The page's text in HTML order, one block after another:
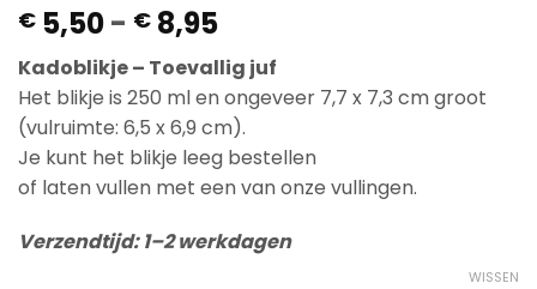
€ 5,50- € 8,95Prijsklasse:
€ 5,50
tot
€ 8,95
Kadoblikje – Toevallig juf
Het blikje is 250 ml en ongeveer 7,7 x 7,3 cm groot
(vulruimte: 6,5 x 6,9 cm).
Je kunt het blikje leeg bestellen
of laten vullen met een van onze vullingen.
Verzendtijd: 1–2 werkdagen
WISSEN